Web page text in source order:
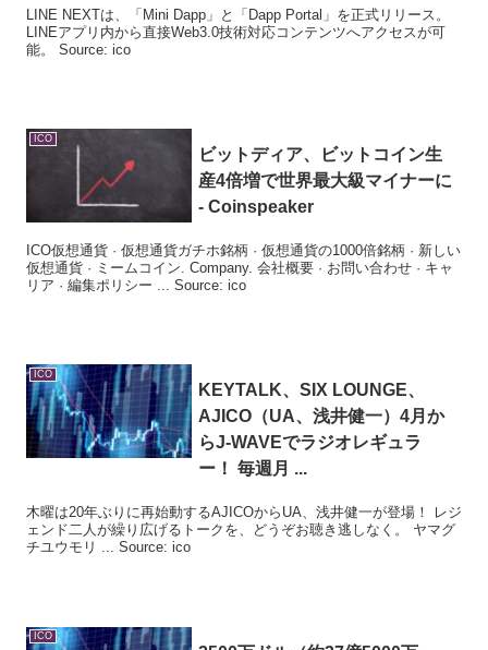
LINE NEXTは、「Mini Dapp」と「Dapp Portal」を正式リリース。
LINEアプリ内から直接Web3.0技術対応コンテンツへアクセスが可
能。 Source: ico
ICO
ビットディア、ビットコイン生
産4倍増で世界最大級マイナーに
- Coinspeaker
ICO仮想通貨 · 仮想通貨ガチホ銘柄 · 仮想通貨の1000倍銘柄 · 新しい
仮想通貨 · ミームコイン. Company. 会社概要 · お問い合わせ · キャ
リア · 編集ポリシー ... Source: ico
ICO
KEYTALK、SIX LOUNGE、
AJICO（UA、浅井健一）4月か
らJ-WAVEでラジオレギュラ
ー！ 毎週月 ...
木曜は20年ぶりに再始動するAJICOからUA、浅井健一が登場！ レジ
ェンド二人が繰り広げるトークを、どうぞお聴き逃しなく。 ヤマグ
チユウモリ ... Source: ico
ICO